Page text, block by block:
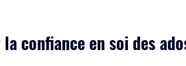
confiance en soi des